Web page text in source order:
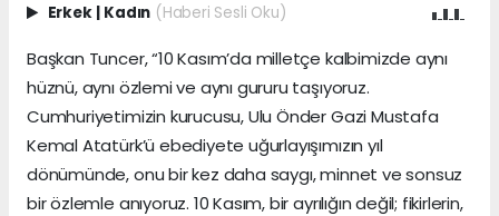
Erkek | Kadın (Haberi Sesli Oku)
Başkan Tuncer, “10 Kasım’da milletçe kalbimizde aynı
hüznü, aynı özlemi ve aynı gururu taşıyoruz.
Cumhuriyetimizin kurucusu, Ulu Önder Gazi Mustafa
Kemal Atatürk’ü ebediyete uğurlayışımızın yıl
dönümünde, onu bir kez daha saygı, minnet ve sonsuz
bir özlemle anıyoruz. 10 Kasım, bir ayrılığın değil; fikirlerin,